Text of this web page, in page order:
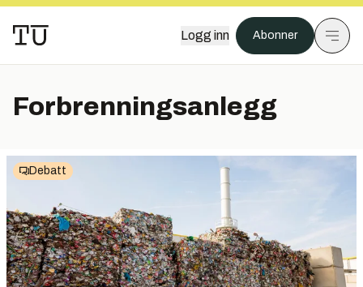
Logg inn Abonner
Forbrenningsanlegg
Debatt